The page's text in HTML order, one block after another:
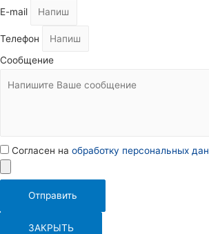
E-mail
Телефон
Сообщение
Согласен на обработку персональных
Отправить
ЗАКРЫТЬ